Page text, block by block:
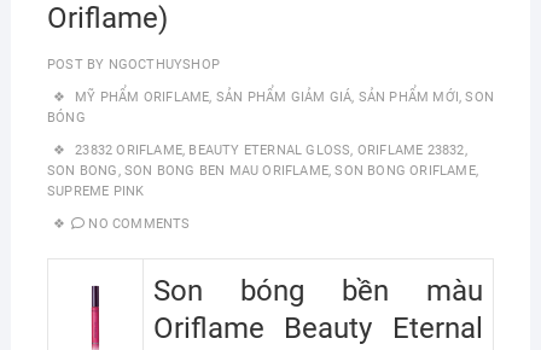
Oriflame)
POST BY NGOCTHUYSHOP
MỸ PHẨM ORIFLAME, SẢN PHẨM GIẢM GIÁ, SẢN PHẨM MỚI,SON
BÓNG
23832 ORIFLAME, BEAUTY ETERNAL GLOSS, ORIFLAME 23832,
SON BONG, SON BONG BEN MAU ORIFLAME,SON BONG ORIFLAME,
SUPREME PINK
NO COMMENTS
Son bóng bền màu
Oriflame Beauty Eternal